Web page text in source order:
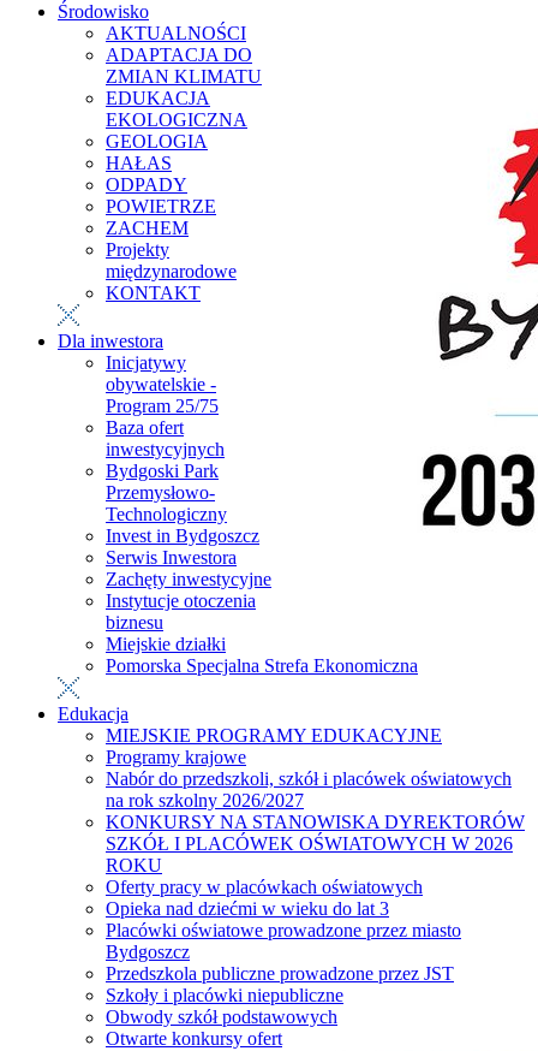
Środowisko
AKTUALNOŚCI
ADAPTACJA DO
ZMIAN KLIMATU
EDUKACJA
EKOLOGICZNA
GEOLOGIA
HAŁAS
ODPADY
POWIETRZE
ZACHEM
Projekty
międzynarodowe
KONTAKT
Dla inwestora
Inicjatywy
obywatelskie -
Program 25/75
Baza ofert
inwestycyjnych
Bydgoski Park
Przemysłowo-
Technologiczny
Invest in Bydgoszcz
Serwis Inwestora
Zachęty inwestycyjne
Instytucje otoczenia
biznesu
Miejskie działki
Pomorska Specjalna Strefa Ekonomiczna
Edukacja
MIEJSKIE PROGRAMY EDUKACYJNE
Programy krajowe
Nabór do przedszkoli, szkół i placówek oświatowych
na rok szkolny 2026/2027
KONKURSY NA STANOWISKA DYREKTORÓW
SZKÓŁ I PLACÓWEK OŚWIATOWYCH W 2026
ROKU
Oferty pracy w placówkach oświatowych
Opieka nad dziećmi w wieku do lat 3
Placówki oświatowe prowadzone przez miasto
Bydgoszcz
Przedszkola publiczne prowadzone przez JST
Szkoły i placówki niepubliczne
Obwody szkół podstawowych
Otwarte konkursy ofert